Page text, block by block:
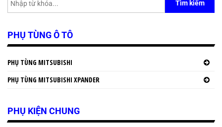
Tìm kiếm
PHỤ TÙNG Ô TÔ
PHỤ TÙNG MITSUBISHI
PHỤ TÙNG MITSUBISHI XPANDER
PHỤ KIỆN CHUNG